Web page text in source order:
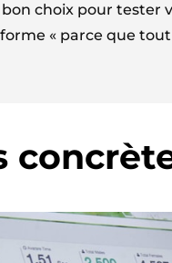
choix pour tester
« parce que